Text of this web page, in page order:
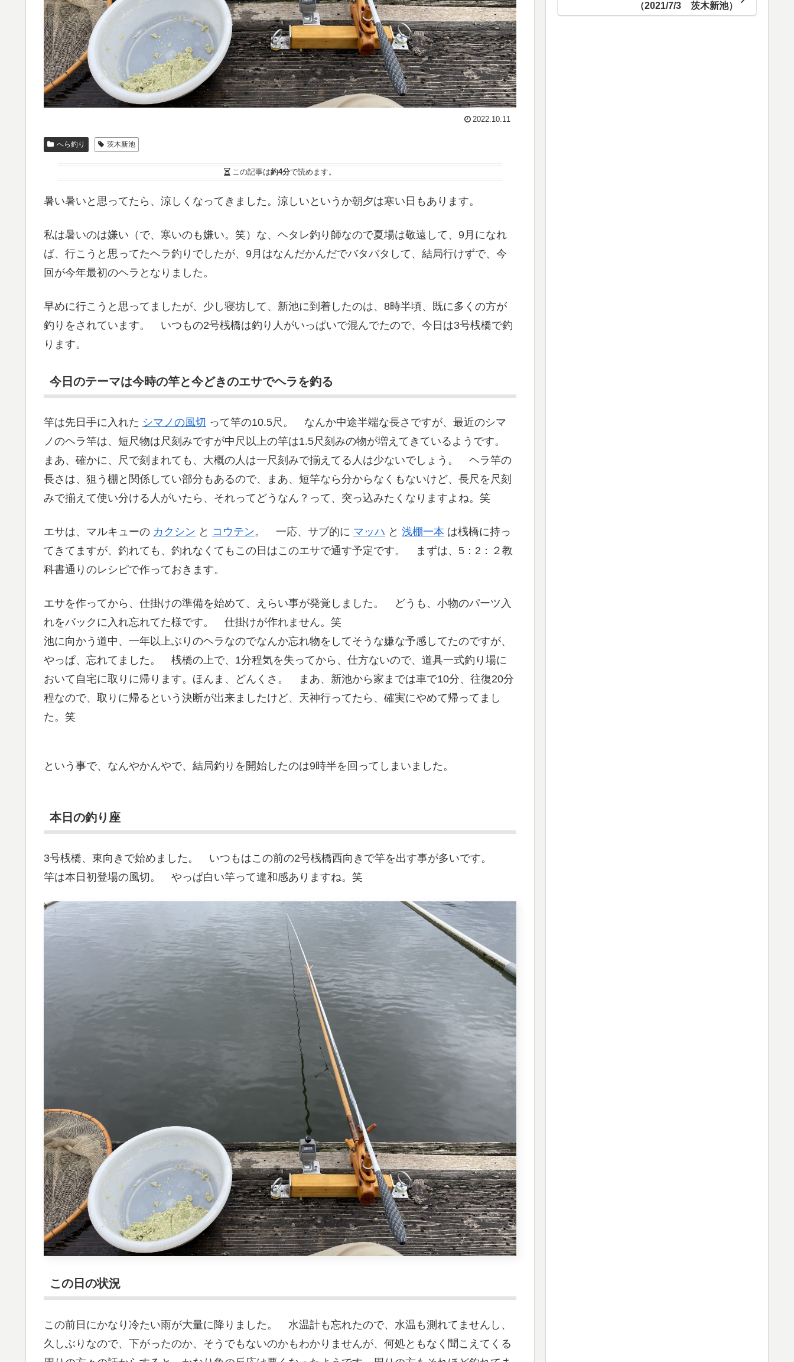
2022.10.11
へら釣り 茨木新池
この記事は約4分で読めます。
暑い暑いと思ってたら、涼しくなってきました。涼しいというか朝夕は寒い日もあります。
私は暑いのは嫌い（で、寒いのも嫌い。笑）な、ヘタレ釣り師なので夏場は敬遠して、9月になれ
ば、行こうと思ってたヘラ釣りでしたが、9月はなんだかんだでバタバタして、結局行けずで、今
回が今年最初のヘラとなりました。
早めに行こうと思ってましたが、少し寝坊して、新池に到着したのは、8時半頃、既に多くの方が
釣りをされています。 いつもの2号桟橋は釣り人がいっぱいで混んでたので、今日は3号桟橋で釣
ります。
今日のテーマは今時の竿と今どきのエサでヘラを釣る
竿は先日手に入れた シマノの風切 って竿の10.5尺。 なんか中途半端な長さですが、最近のシマ
ノのヘラ竿は、短尺物は尺刻みですが中尺以上の竿は1.5尺刻みの物が増えてきているようです。
まあ、確かに、尺で刻まれても、大概の人は一尺刻みで揃えてる人は少ないでしょう。 ヘラ竿の
長さは、狙う棚と関係してい部分もあるので、まあ、短竿なら分からなくもないけど、長尺を尺刻
みで揃えて使い分ける人がいたら、それってどうなん？って、突っ込みたくなりますよね。笑
エサは、マルキューの カクシン と コウテン。 一応、サブ的に マッハ と 浅棚一本 は桟橋に持っ
てきてますが、釣れても、釣れなくてもこの日はこのエサで通す予定です。 まずは、5：2：２教
科書通りのレシピで作っておきます。
エサを作ってから、仕掛けの準備を始めて、えらい事が発覚しました。 どうも、小物のパーツ入
れをバックに入れ忘れてた様です。 仕掛けが作れません。笑
池に向かう道中、一年以上ぶりのヘラなのでなんか忘れ物をしてそうな嫌な予感してたのですが、
やっぱ、忘れてました。 桟橋の上で、1分程気を失ってから、仕方ないので、道具一式釣り場に
おいて自宅に取りに帰ります。ほんま、どんくさ。 まあ、新池から家までは車で10分、往復20分
程なので、取りに帰るという決断が出来ましたけど、天神行ってたら、確実にやめて帰ってまし
た。笑
という事で、なんやかんやで、結局釣りを開始したのは9時半を回ってしまいました。
本日の釣り座
3号桟橋、東向きで始めました。 いつもはこの前の2号桟橋西向きで竿を出す事が多いです。
竿は本日初登場の風切。 やっぱ白い竿って違和感ありますね。笑
この日の状況
この前日にかなり冷たい雨が大量に降りました。 水温計も忘れたので、水温も測れてませんし、
久しぶりなので、下がったのか、そうでもないのかもわかりませんが、何処ともなく聞こえてくる
（2021/7/3 茨木新池）